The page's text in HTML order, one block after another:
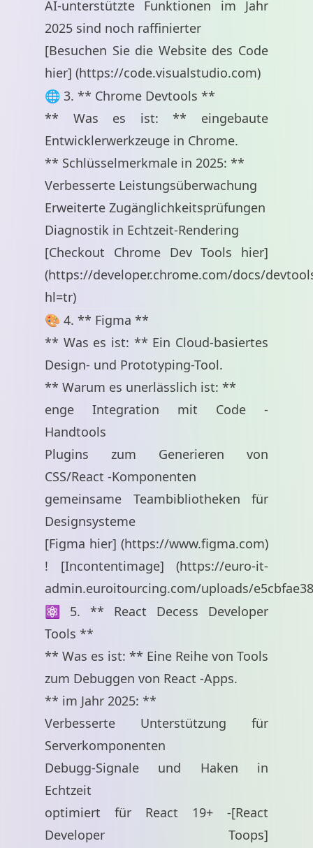
AI-unterstützte Funktionen im Jahr
2025 sind noch raffinierter
[Besuchen Sie die Website des Code
hier] (https://code.visualstudio.com)
🌐 3. ** Chrome Devtools **
** Was es ist: ** eingebaute
Entwicklerwerkzeuge in Chrome.
** Schlüsselmerkmale in 2025: **
Verbesserte Leistungsüberwachung
Erweiterte Zugänglichkeitsprüfungen
Diagnostik in Echtzeit-Rendering
[Checkout Chrome Dev Tools hier]
(https://developer.chrome.com/docs/
hl=tr)
🎨 4. ** Figma **
** Was es ist: ** Ein Cloud-basiertes
Design- und Prototyping-Tool.
** Warum es unerlässlich ist: **
enge Integration mit Code -
Handtools
Plugins zum Generieren von
CSS/React -Komponenten
gemeinsame Teambibliotheken für
Designsysteme
[Figma hier] (https://www.figma.com)
! [Incontentimage] (https://euro-it-
admin.euroitourcing.com/uploads/
⚛️ 5. ** React Decess Developer
Tools **
** Was es ist: ** Eine Reihe von Tools
zum Debuggen von React -Apps.
** im Jahr 2025: **
Verbesserte Unterstützung für
Serverkomponenten
Debugg-Signale und Haken in
Echtzeit
optimiert für React 19+ -[React
Developer Toops]